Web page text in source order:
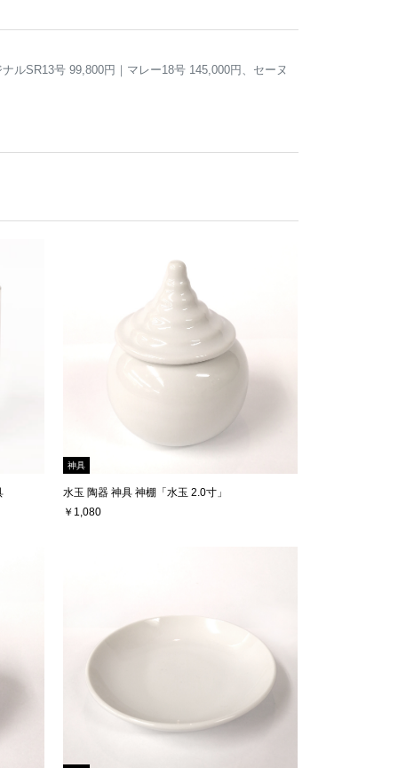
ルSR13号 99,800円｜マレー18号 145,000円、セーヌ
神具
水玉 陶器 神具 神棚「水玉 2.0寸」
￥1,080